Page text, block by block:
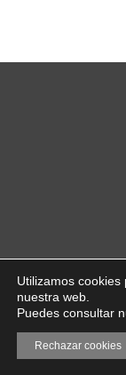
Utilizamos
nuestra web.
Puedes consultar
Rechazar cookies